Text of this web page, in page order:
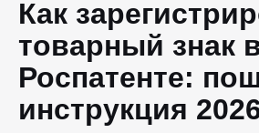
Как
товарный знак
Роспатенте:
инструкция